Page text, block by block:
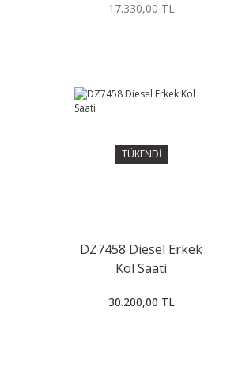
17.330,00 TL
TÜKENDİ
DZ7458 Diesel Erkek
Kol Saati
30.200,00 TL